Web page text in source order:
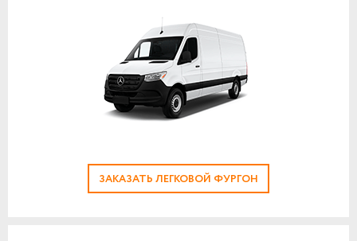
ЗАКАЗАТЬ ЛЕГКОВОЙ ФУРГОН